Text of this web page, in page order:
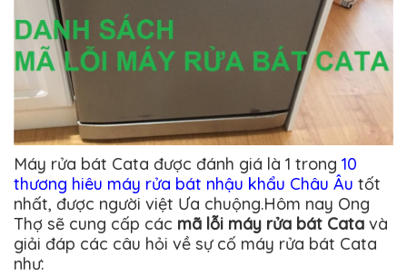
Máy rửa bát Cata được đánh giá là 1 trong 10
thương hiêu máy rửa bát nhậu khẩu Châu Âu tốt
nhất, được người việt Ưa chuộng.Hôm nay Ong
Thợ sẽ cung cấp các mã lỗi máy rửa bát Cata và
giải đáp các câu hỏi về sự cố máy rửa bát Cata
như: